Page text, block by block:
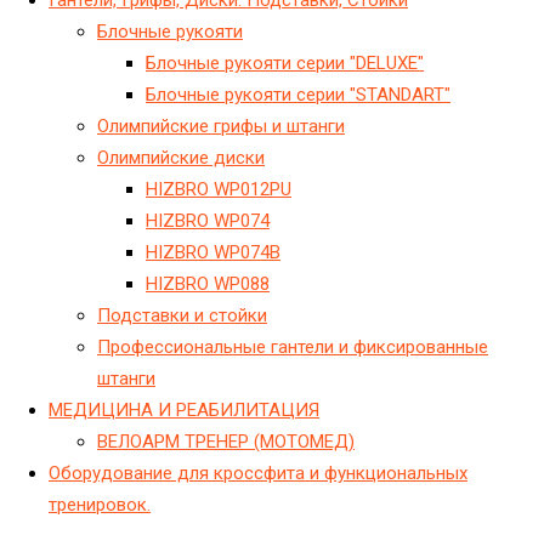
Блочные рукояти
Блочные рукояти серии "DELUXE"
Блочные рукояти серии "STANDART"
Олимпийские грифы и штанги
Олимпийские диски
HIZBRO WP012PU
HIZBRO WP074
HIZBRO WP074B
HIZBRO WP088
Подставки и стойки
Профессиональные гантели и фиксированные
штанги
МЕДИЦИНА И РЕАБИЛИТАЦИЯ
ВЕЛОАРМ ТРЕНЕР (МОТОМЕД)
Оборудование для кроссфита и функциональных
тренировок.